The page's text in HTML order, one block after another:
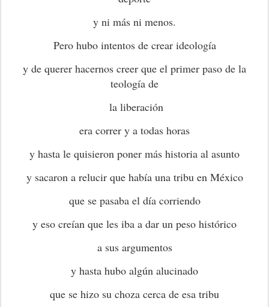
y ni más ni menos.
Pero hubo intentos de crear ideología
y de querer hacernos creer que el primer paso de la
teología de
la liberación
era correr y a todas horas
y hasta le quisieron poner más historia al asunto
y sacaron a relucir que había una tribu en México
que se pasaba el día corriendo
y eso creían que les iba a dar un peso histórico
a sus argumentos
y hasta hubo algún alucinado
que se hizo su choza cerca de esa tribu